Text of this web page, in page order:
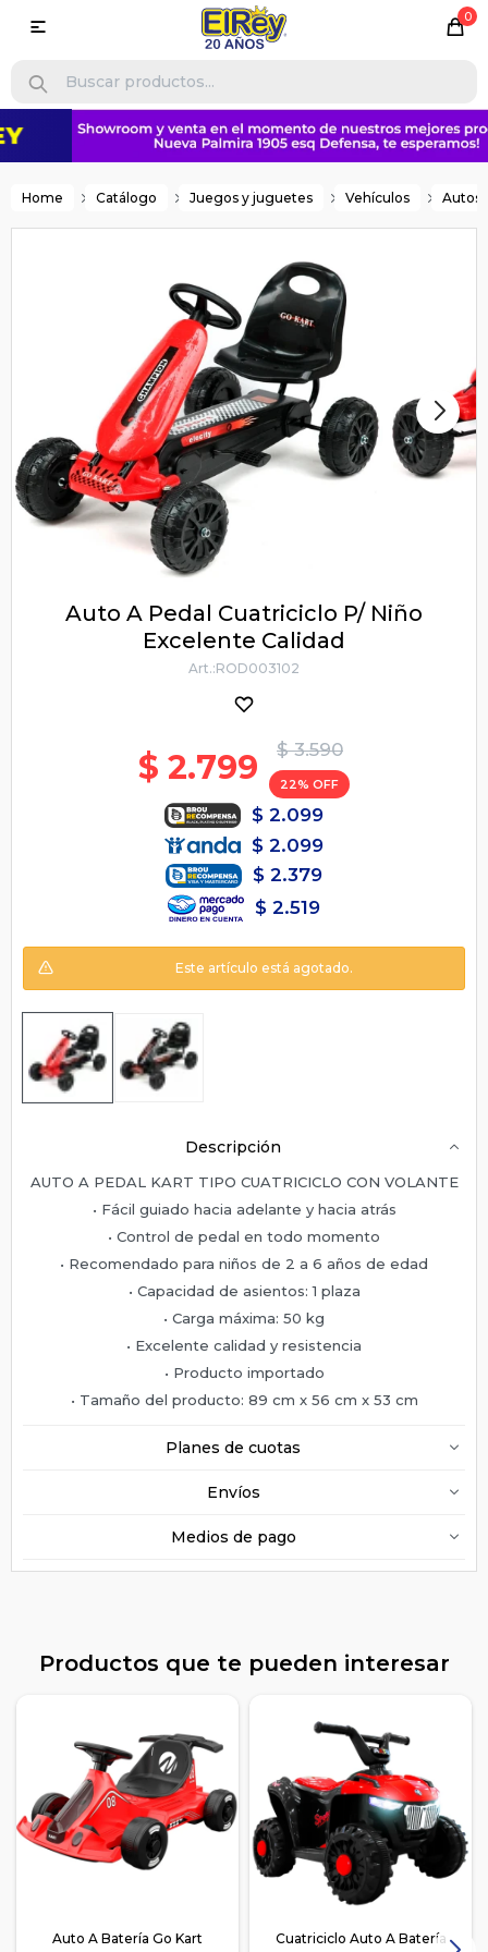
0

Home Catálogo Juegos y juguetes Vehículos Autos
Auto A Pedal Cuatriciclo P/ Niño
Excelente Calidad
ROD003102
$ 3.590
$ 2.799 22
$ 2.099
$ 2.099
$ 2.379
$ 2.519
Este artículo está agotado.
Descripción
AUTO A PEDAL KART TIPO CUATRICICLO CON VOLANTE
• Fácil guiado hacia adelante y hacia atrás
• Control de pedal en todo momento
• Recomendado para niños de 2 a 6 años de edad
• Capacidad de asientos: 1 plaza
• Carga máxima: 50 kg
• Excelente calidad y resistencia
• Producto importado
• Tamaño del producto: 89 cm x 56 cm x 53 cm
Planes de cuotas
Envíos
Medios de pago
Productos que te pueden interesar
Auto A Batería Go Kart
Cuatriciclo Auto A Batería